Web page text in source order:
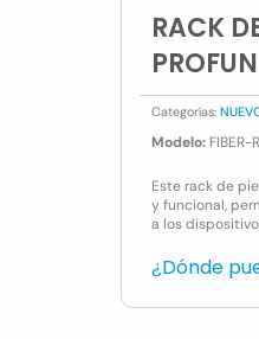
RACK
Categorías:
Modelo: FIBER-
Este rack de
y funcional,
a los
¿Dónde